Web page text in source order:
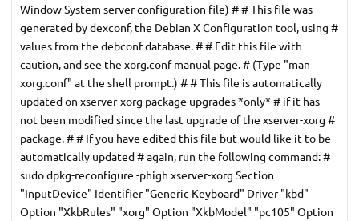
Window System server configuration file) # # This file was
generated by dexconf, the Debian X Configuration tool, using #
values from the debconf database. # # Edit this file with
caution, and see the xorg.conf manual page. # (Type "man
xorg.conf" at the shell prompt.) # # This file is automatically
updated on xserver-xorg package upgrades *only* # if it has
not been modified since the last upgrade of the xserver-xorg #
package. # # If you have edited this file but would like it to be
automatically updated # again, run the following command: #
sudo dpkg-reconfigure -phigh xserver-xorg Section
"InputDevice" Identifier "Generic Keyboard" Driver "kbd"
Option "XkbRules" "xorg" Option "XkbModel" "pc105" Option